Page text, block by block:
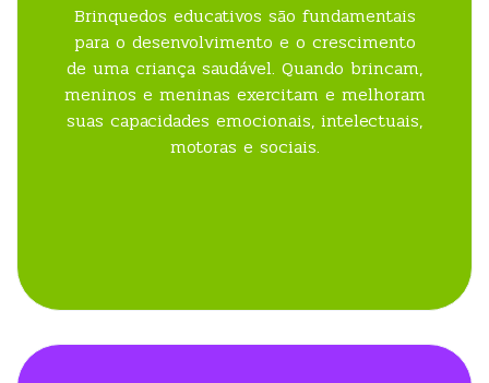
Brinquedos educativos são fundamentais
para o desenvolvimento e o crescimento
de uma criança saudável. Quando brincam,
meninos e meninas exercitam e melhoram
suas capacidades emocionais, intelectuais,
motoras e sociais.